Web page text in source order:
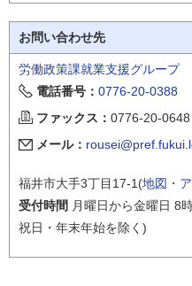
お問い合わせ先
労働政策課就業支援グループ
電話番号： 0776-20-0388
ファックス： 0776-20-0648
メール：
福井市大手3丁目17-1(地図・
受付時間 月曜日から金曜日 8
祝日・年末年始を除く)